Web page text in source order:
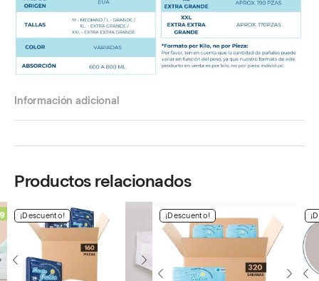
Información adicional
Productos relacionados
¡Descuento! ¡Descuento!